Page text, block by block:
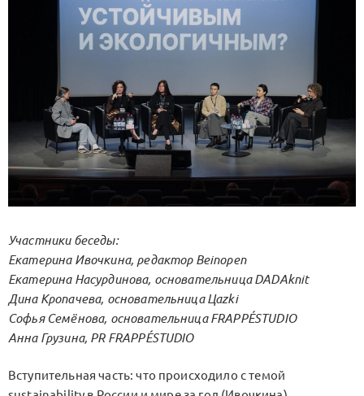
Участники беседы:
Екатерина Ивочкина, редактор Beinopen
Екатерина Насурдинова, основательница DADAknit
Дина Кропачева, основательница Цаzki
Софья Семёнова, основательница FRAPPÉSTUDIO
Анна Грузина, PR FRAPPÉSTUDIO
Вступительная часть: что происходило с темой